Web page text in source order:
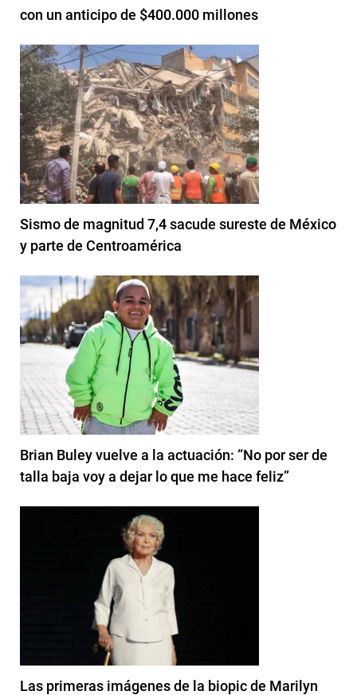
con un anticipo de $400.000 millones
Sismo de magnitud 7,4 sacude sureste de México
y parte de Centroamérica
Brian Buley vuelve a la actuación: “No por ser de
talla baja voy a dejar lo que me hace feliz”
Las primeras imágenes de la biopic de Marilyn